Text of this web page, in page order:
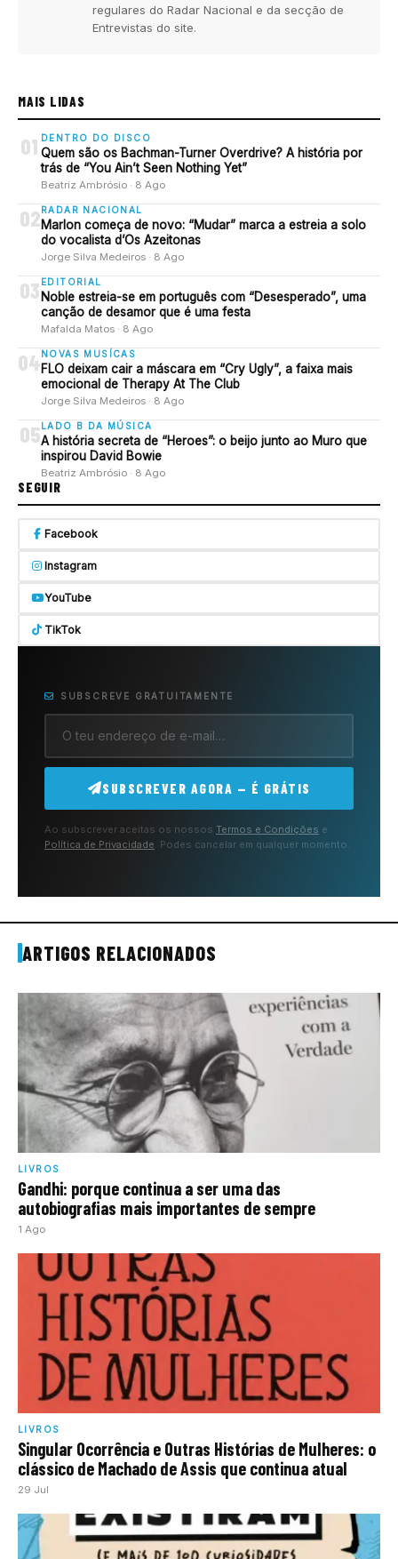
regulares do Radar Nacional e da secção de
Entrevistas do site.
MAIS LIDAS
01 DENTRO DO DISCO
Quem são os Bachman-Turner Overdrive? A história por
trás de “You Ain’t Seen Nothing Yet”
Beatriz Ambrósio · 8 Ago
02 RADAR NACIONAL
Marlon começa de novo: “Mudar” marca a estreia a solo
do vocalista d’Os Azeitonas
Jorge Silva Medeiros · 8 Ago
03 EDITORIAL
Noble estreia-se em português com “Desesperado”, uma
canção de desamor que é uma festa
Mafalda Matos · 8 Ago
04NOVAS MUSÍCAS
FLO deixam cair a máscara em “Cry Ugly”, a faixa mais
emocional de Therapy At The Club
Jorge Silva Medeiros · 8 Ago
05 LADO B DA MÚSICA
A história secreta de “Heroes”: o beijo junto ao Muro que
inspirou David Bowie
Beatriz Ambrósio · 8 Ago
SEGUIR
Facebook
Instagram
YouTube
TikTok
SUBSCREVE GRATUITAMENTE
SUBSCREVER AGORA — É GRÁTIS
Ao subscrever aceitas os nossos Termos e Condições e
Política de Privacidade . Podes cancelar em qualquer momento.
ARTIGOS RELACIONADOS
LIVROS
Gandhi: porque continua a ser uma das
autobiografias mais importantes de sempre
1 Ago
LIVROS
Singular Ocorrência e Outras Histórias de Mulheres: o
clássico de Machado de Assis que continua atual
29 Jul